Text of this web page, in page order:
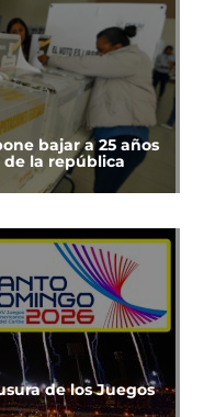
bajar a 25 años
la república
de los Juegos